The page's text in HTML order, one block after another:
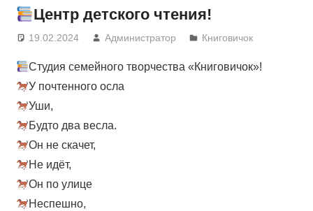
Центр детского чтения!
19.02.2024 Администратор Книговичок
Студия семейного творчества «Книговичок»!
У почтенного осла
Уши,
Будто два весла.
Он не скачет,
Не идёт,
Он по улице
Неспешно,